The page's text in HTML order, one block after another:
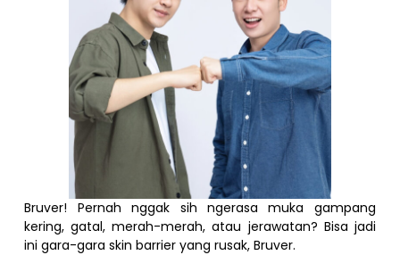
Bruver! Pernah nggak sih ngerasa muka gampang
kering, gatal, merah-merah, atau jerawatan? Bisa jadi
ini gara-gara skin barrier yang rusak, Bruver.